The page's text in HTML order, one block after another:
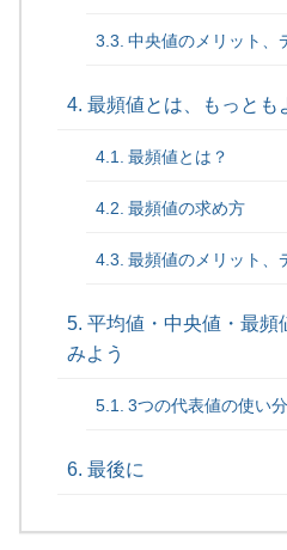
中央値のメリット、
最頻値とは、もっとも
最頻値とは？
最頻値の求め方
最頻値のメリット、
平均値・中央値・最頻
みよう
3つの代表値の使い
最後に